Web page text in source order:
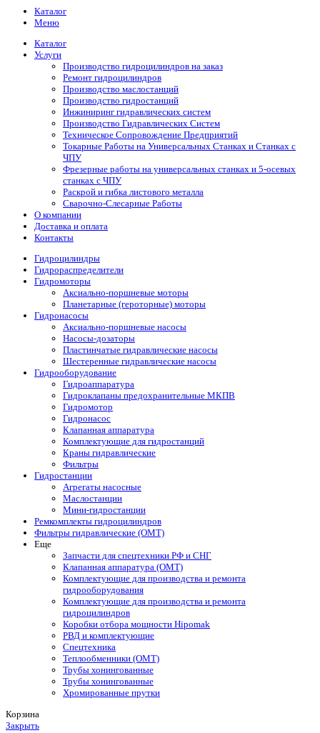
Каталог
Меню
Каталог
Услуги
Производство гидроцилиндров на заказ
Ремонт гидроцилиндров
Производство маслостанций
Производство гидростанций
Инжиниринг гидравлических систем
Производство Гидравлических Систем
Техническое Сопровождение Предприятий
Токарные Работы на Универсальных Станках и Станках с
ЧПУ
Фрезерные работы на универсальных станках и 5-осевых
станках с ЧПУ
Раскрой и гибка листового металла
Сварочно-Слесарные Работы
О компании
Доставка и оплата
Контакты
Гидроцилиндры
Гидрораспределители
Гидромоторы
Аксиально-поршневые моторы
Планетарные (героторные) моторы
Гидронасосы
Аксиально-поршневые насосы
Насосы-дозаторы
Пластинчатые гидравлические насосы
Шестеренные гидравлические насосы
Гидрооборудование
Гидроаппаратура
Гидроклапаны предохранительные МКПВ
Гидромотор
Гидронасос
Клапанная аппаратура
Комплектующие для гидростанций
Краны гидравлические
Фильтры
Гидростанции
Агрегаты насосные
Маслостанции
Мини-гидростанции
Ремкомплекты гидроцилиндров
Фильтры гидравлические (OMT)
Еще
Запчасти для спецтехники РФ и СНГ
Клапанная аппаратура (OMT)
Комплектующие для производства и ремонта
гидрооборудования
Комплектующие для производства и ремонта
гидроцилиндров
Коробки отбора мощности Hipomak
РВД и комплектующие
Спецтехника
Теплообменники (OMT)
Трубы хонингованные
Трубы хонингованные
Хромированные прутки
Корзина
Закрыть